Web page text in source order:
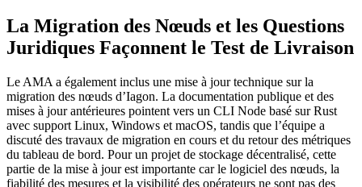
La Migration des Nœuds et les Questions
Juridiques Façonnent le Test de Livraison
Le AMA a également inclus une mise à jour technique sur la
migration des nœuds d’Iagon. La documentation publique et des
mises à jour antérieures pointent vers un CLI Node basé sur Rust
avec support Linux, Windows et macOS, tandis que l’équipe a
discuté des travaux de migration en cours et du retour des métriques
du tableau de bord. Pour un projet de stockage décentralisé, cette
partie de la mise à jour est importante car le logiciel des nœuds, la
fiabilité des mesures et la visibilité des opérateurs ne sont pas des